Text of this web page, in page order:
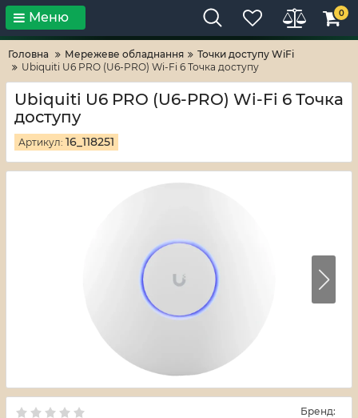
Тільки високі технології! RV-ZAFT
Меню 0
Головна Мережеве обладнання
Точки доступу WiFi
Ubiquiti U6 PRO (U6-PRO) Wi-Fi 6 Точка доступу
Ubiquiti U6 PRO (U6-PRO) Wi-Fi 6 Точка
доступу
Артикул: 16_118251
Бренд: